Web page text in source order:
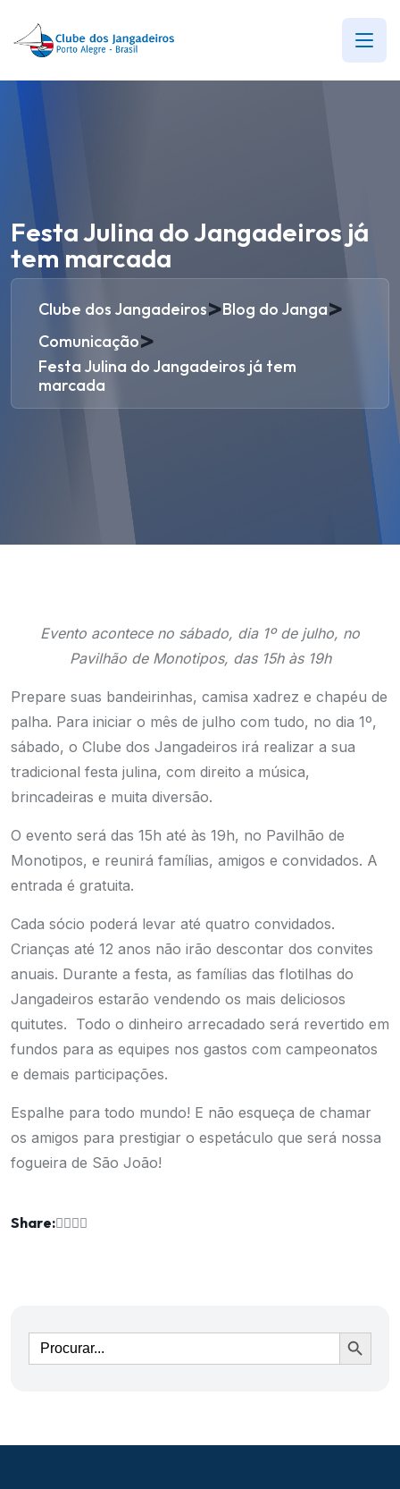
Festa Julina do Jangadeiros já
tem marcada
Clube dos Jangadeiros>Blog do Janga>
Comunicação>
Festa Julina do Jangadeiros já tem
marcada
Evento acontece no sábado, dia 1º de julho, no
Pavilhão de Monotipos, das 15h às 19h
Prepare suas bandeirinhas, camisa xadrez e chapéu de
palha. Para iniciar o mês de julho com tudo, no dia 1º,
sábado, o Clube dos Jangadeiros irá realizar a sua
tradicional festa julina, com direito a música,
brincadeiras e muita diversão.
O evento será das 15h até às 19h, no Pavilhão de
Monotipos, e reunirá famílias, amigos e convidados. A
entrada é gratuita.
Cada sócio poderá levar até quatro convidados.
Crianças até 12 anos não irão descontar dos convites
anuais. Durante a festa, as famílias das flotilhas do
Jangadeiros estarão vendendo os mais deliciosos
quitutes. Todo o dinheiro arrecadado será revertido em
fundos para as equipes nos gastos com campeonatos
e demais participações.
Espalhe para todo mundo! E não esqueça de chamar
os amigos para prestigiar o espetáculo que será nossa
fogueira de São João!
Share:
Ir